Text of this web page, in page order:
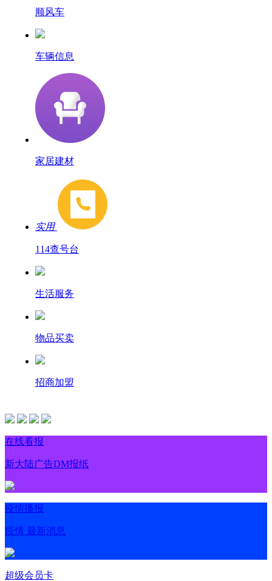
顺风车
车辆信息
家居建材
实用
114查号台
生活服务
物品买卖
招商加盟
在线看报
新大陆广告DM报纸
疫情播报
疫情 最新消息
超级会员卡